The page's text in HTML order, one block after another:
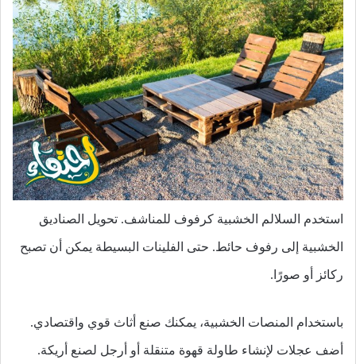
استخدم السلالم الخشبية كرفوف للمناشف. تحويل الصناديق
الخشبية إلى رفوف حائط. حتى الفلينات البسيطة يمكن أن تصبح
ركائز أو صورًا.
باستخدام المنصات الخشبية، يمكنك صنع أثاث قوي واقتصادي.
أضف عجلات لإنشاء طاولة قهوة متنقلة أو أرجل لصنع أريكة.